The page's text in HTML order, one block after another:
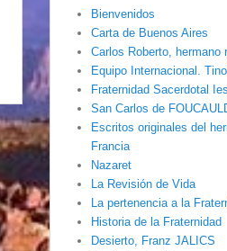
Bienvenidos
Carta de Buenos Aires
Carlos Roberto, hermano
Equipo Internacional.
Fraternidad Sacerdotal
San Carlos de
Escritos originales del
Francia
Nazaret
La Revisión de Vida
La pertenencia a la
Historia de la Fraternidad
Desierto, Franz JALICS